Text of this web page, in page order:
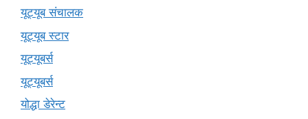
यूट्यूब संचालक
यूट्यूब स्टार
यूट्‍यूबर्स
यूट्यूबर्स
योद्धा डेरेन्ट